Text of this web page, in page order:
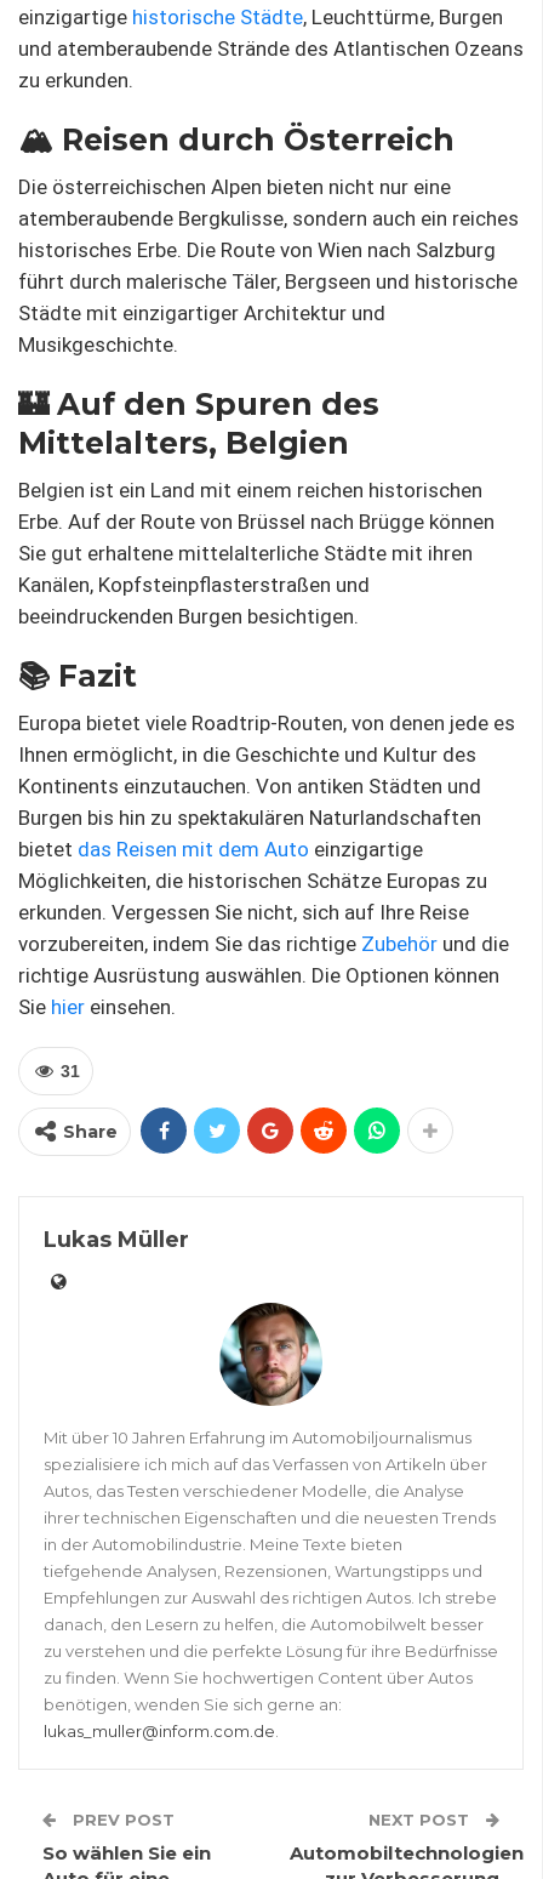
einzigartige historische Städte, Leuchttürme, Burgen
und atemberaubende Strände des Atlantischen Ozeans
zu erkunden.
🏔️ Reisen durch Österreich
Die österreichischen Alpen bieten nicht nur eine
atemberaubende Bergkulisse, sondern auch ein reiches
historisches Erbe. Die Route von Wien nach Salzburg
führt durch malerische Täler, Bergseen und historische
Städte mit einzigartiger Architektur und
Musikgeschichte.
🏰 Auf den Spuren des
Mittelalters, Belgien
Belgien ist ein Land mit einem reichen historischen
Erbe. Auf der Route von Brüssel nach Brügge können
Sie gut erhaltene mittelalterliche Städte mit ihren
Kanälen, Kopfsteinpflasterstraßen und
beeindruckenden Burgen besichtigen.
📚 Fazit
Europa bietet viele Roadtrip-Routen, von denen jede es
Ihnen ermöglicht, in die Geschichte und Kultur des
Kontinents einzutauchen. Von antiken Städten und
Burgen bis hin zu spektakulären Naturlandschaften
bietet das Reisen mit dem Auto einzigartige
Möglichkeiten, die historischen Schätze Europas zu
erkunden. Vergessen Sie nicht, sich auf Ihre Reise
vorzubereiten, indem Sie das richtige Zubehör und die
richtige Ausrüstung auswählen. Die Optionen können
Sie hier einsehen.
31
Share
Lukas Müller
Mit über 10 Jahren Erfahrung im Automobiljournalismus
spezialisiere ich mich auf das Verfassen von Artikeln über
Autos, das Testen verschiedener Modelle, die Analyse
ihrer technischen Eigenschaften und die neuesten Trends
in der Automobilindustrie. Meine Texte bieten
tiefgehende Analysen, Rezensionen, Wartungstipps und
Empfehlungen zur Auswahl des richtigen Autos. Ich strebe
danach, den Lesern zu helfen, die Automobilwelt besser
zu verstehen und die perfekte Lösung für ihre Bedürfnisse
zu finden. Wenn Sie hochwertigen Content über Autos
benötigen, wenden Sie sich gerne an:
lukas_muller@inform.com.de.
PREV POST
So wählen Sie ein
NEXT POST
Automobiltechnologien